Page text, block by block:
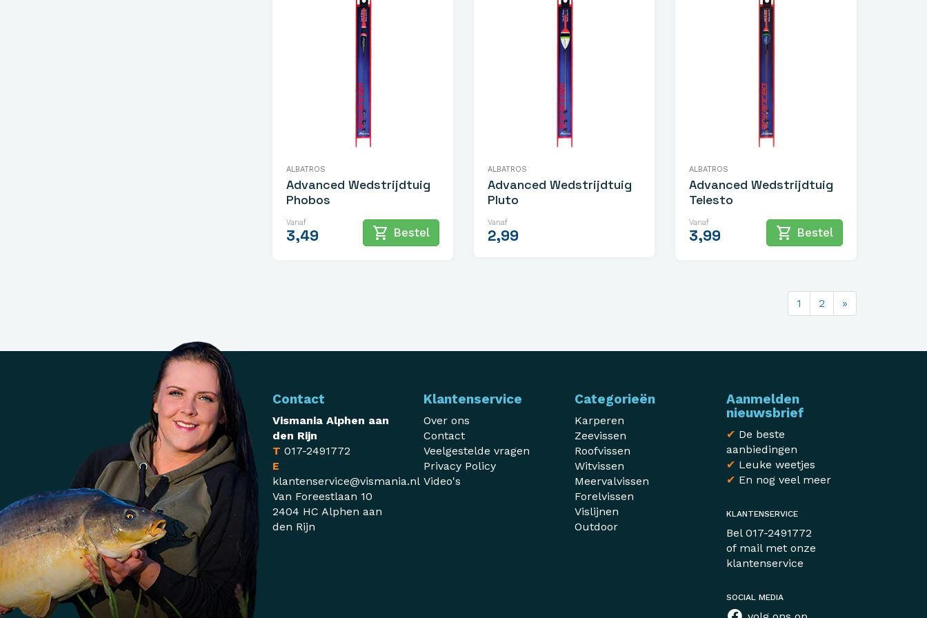
ALBATROS
Advanced Wedstrijdtuig
Phobos
Vanaf
3,49 shopping_cart Bestel
ALBATROS
Advanced Wedstrijdtuig
Pluto
Vanaf
2,99
ALBATROS
Advanced Wedstrijdtuig
Telesto
Vanaf
3,99 shopping_cart Bestel
1 2 »
Contact
Vismania Alphen aan
den Rijn
T 017-2491772
E
klantenservice@vismania.nl
Van Foreestlaan 10
2404 HC Alphen aan
den Rijn
Klantenservice
Over ons
Contact
Veelgestelde vragen
Privacy Policy
Video's
Categorieën
Karperen
Zeevissen
Roofvissen
Witvissen
Meervalvissen
Forelvissen
Vislijnen
Outdoor
Aanmelden
nieuwsbrief
✔ De beste
aanbiedingen
✔ Leuke weetjes
✔ En nog veel meer
KLANTENSERVICE
Bel 017-2491772
of mail met onze
klantenservice
SOCIAL MEDIA